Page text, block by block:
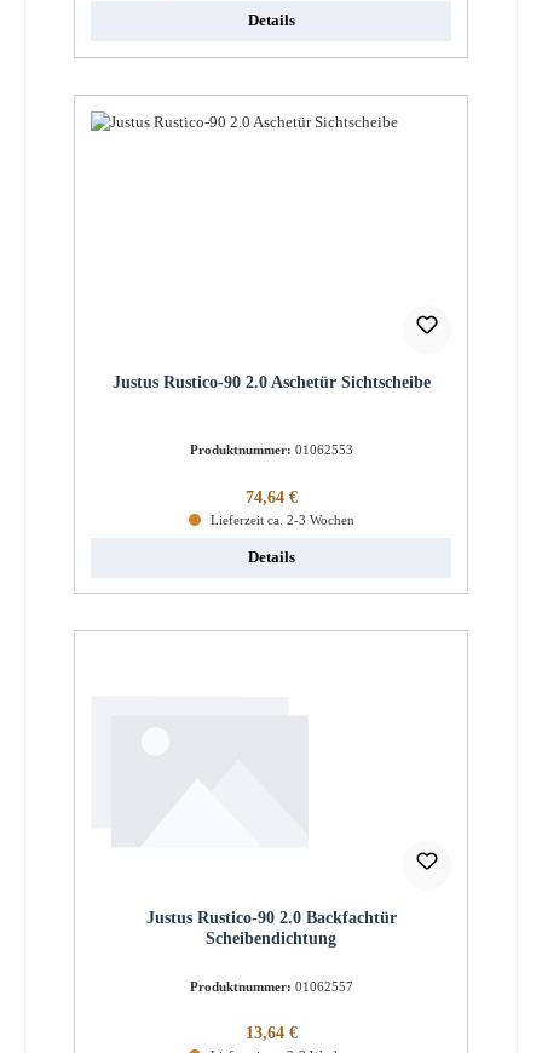
Details
Justus Rustico-90 2.0 Aschetür Sichtscheibe
Produktnummer: 01062553
Regulärer Preis:
74,64 €
Lieferzeit ca. 2-3 Wochen
Details
Justus Rustico-90 2.0 Backfachtür
Scheibendichtung
Produktnummer: 01062557
Regulärer Preis:
13,64 €